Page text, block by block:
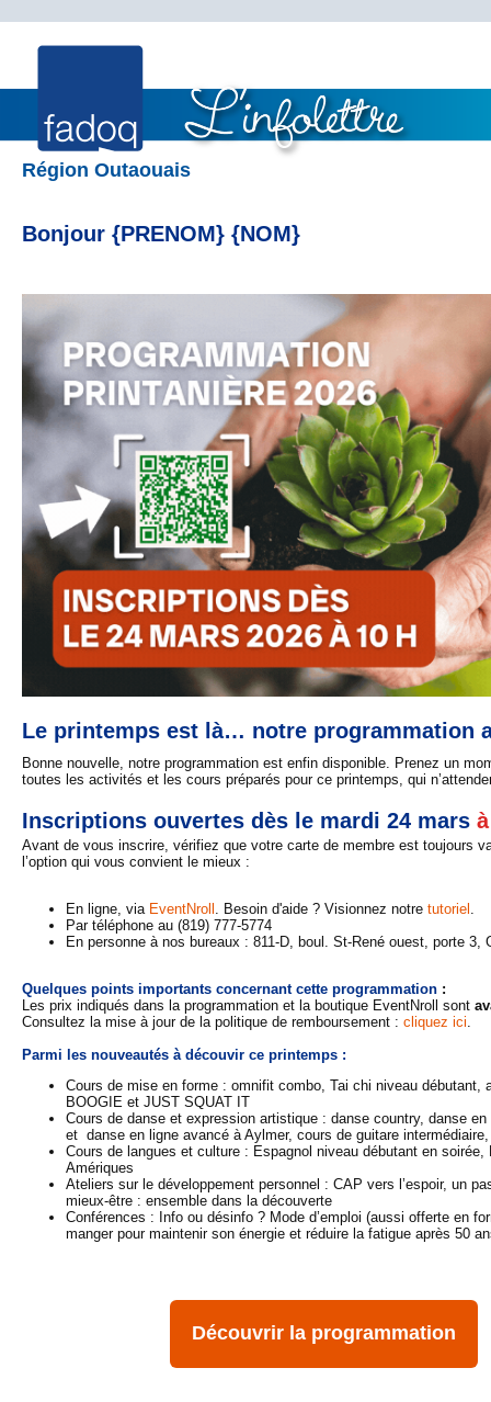
Région Outaouais
Bonjour {PRENOM} {NOM}
Le printemps est là… notre programmation
Bonne nouvelle, notre programmation est enfin disponible. Prenez un
toutes les activités et les cours préparés pour ce printemps, qui
Inscriptions ouvertes dès le mardi 24 mars
Avant de vous inscrire, vérifiez que votre carte de membre est toujours
l’option qui vous convient le mieux :
En ligne, via EventNroll . Besoin d'aide ? Visionnez notre tutoriel .
Par téléphone au (819) 777-5774
En personne à nos bureaux : 811-D, boul. St-René ouest, porte 3,
Quelques points importants concernant cette programmation :
Les prix indiqués dans la programmation et la boutique EventNroll sont
Consultez la mise à jour de la politique de remboursement : cliquez ici.
Parmi les nouveautés à découvir ce printemps :
Cours de mise en forme : omnifit combo, Tai chi niveau débutant,
BOOGIE et JUST SQUAT IT
Cours de danse et expression artistique : danse country, danse en
et danse en ligne avancé à Aylmer, cours de guitare
Cours de langues et culture : Espagnol niveau débutant en soirée,
Amériques
Ateliers sur le développement personnel : CAP vers l’espoir, un
mieux-être : ensemble dans la découverte
Conférences : Info ou désinfo ? Mode d’emploi (aussi offerte en
manger pour maintenir son énergie et réduire la fatigue après 50
Découvrir la programmation